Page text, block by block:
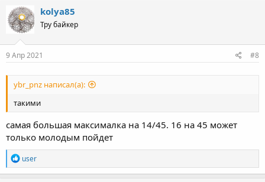
kolya85
Тру байкер
9 Апр 2021 #8
ybr_pnz написал(а):
такими
самая большая максималка на 14/45. 16 на 45 может
только молодым пойдет
R
e
a
user